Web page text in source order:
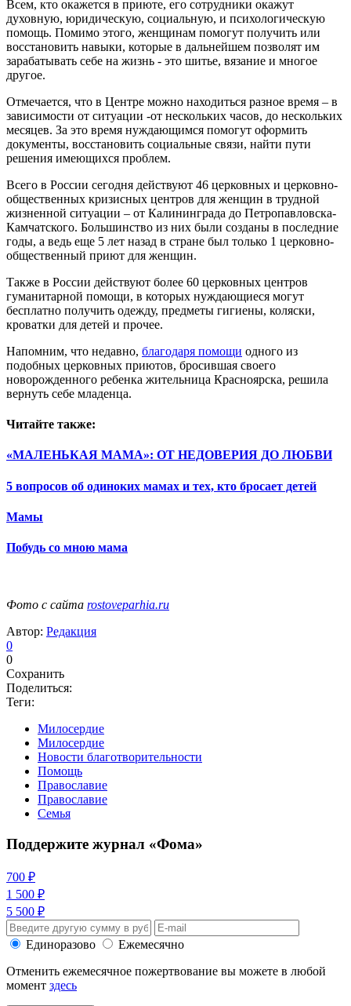
Всем, кто окажется в приюте, его сотрудники окажут
духовную, юридическую, социальную, и психологическую
помощь. Помимо этого, женщинам помогут получить или
восстановить навыки, которые в дальнейшем позволят им
зарабатывать себе на жизнь - это шитье, вязание и многое
другое.
Отмечается, что в Центре можно находиться разное время – в
зависимости от ситуации -от нескольких часов, до нескольких
месяцев. За это время нуждающимся помогут оформить
документы, восстановить социальные связи, найти пути
решения имеющихся проблем.
Всего в России сегодня действуют 46 церковных и церковно-
общественных кризисных центров для женщин в трудной
жизненной ситуации – от Калининграда до Петропавловска-
Камчатского. Большинство из них были созданы в последние
годы, а ведь еще 5 лет назад в стране был только 1 церковно-
общественный приют для женщин.
Также в России действуют более 60 церковных центров
гуманитарной помощи, в которых нуждающиеся могут
бесплатно получить одежду, предметы гигиены, коляски,
кроватки для детей и прочее.
Напомним, что недавно, благодаря помощи одного из
подобных церковных приютов, бросившая своего
новорожденного ребенка жительница Красноярска, решила
вернуть себе младенца.
Читайте также:
«МАЛЕНЬКАЯ МАМА»: ОТ НЕДОВЕРИЯ ДО ЛЮБВИ
5 вопросов об одиноких мамах и тех, кто бросает детей
Мамы
Побудь со мною мама
Фото с сайта rostoveparhia.ru
Автор: Редакция
0
0
Сохранить
Поделиться:
Теги:
Милосердие
Милосердие
Новости благотворительности
Помощь
Православие
Православие
Семья
Поддержите журнал «Фома»
700 ₽
1 500 ₽
5 500 ₽
Единоразово
Ежемесячно
Отменить ежемесячное пожертвование вы можете в любой
момент здесь